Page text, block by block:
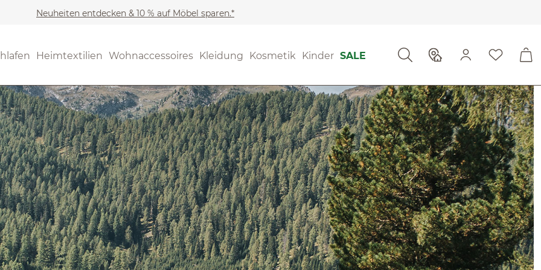
Neuheiten entdecken & 10 % auf Möbel sparen.*
Heimtextilien Wohnaccessoires Kleidung Kosmetik Kinder SALE